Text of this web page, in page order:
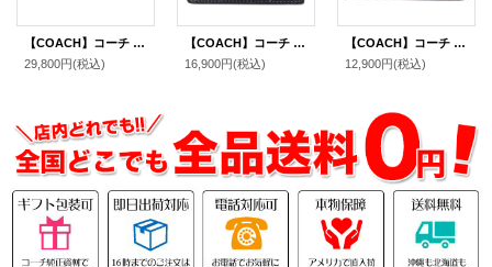
【COACH】コーチ カードケース コーティングキャンバス レザー シグネチャー エッセンシャル スリム カードケース 二つ折り コインケース パスケース 定期入れ 名刺入れ タンキャラメル（日本未発売）
29,800円(税込)
【COACH】コーチ レザー ダイヤモンド キルティング ロゴ スリム ID パスケース カードケース 定期入れ 名刺入れ ブラック×バッドランズ（日本未発売）
16,900円(税込)
【COACH】コーチ コーティングキャンバス レザー シグネチャー ジップ カードケース コインケース 小銭入れ マホガニー×カーキ〔日本未発売〕
12,900円(税込)